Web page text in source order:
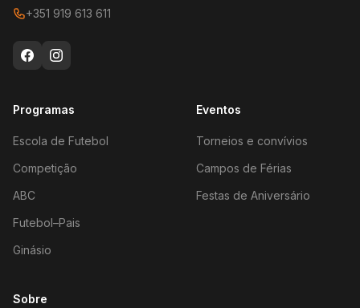
+351 919 613 611
Programas
Escola de Futebol
Competição
ABC
Futebol–Pais
Ginásio
Eventos
Torneios e convívios
Campos de Férias
Festas de Aniversário
Sobre